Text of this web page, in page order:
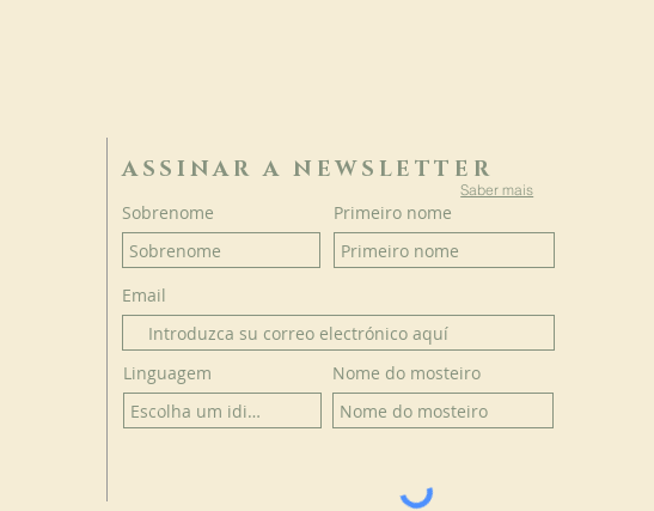
ASSINAR A NEWSLETTER
Saber mais
Sobrenome Primeiro nome
Email
Linguagem Nome do mosteiro